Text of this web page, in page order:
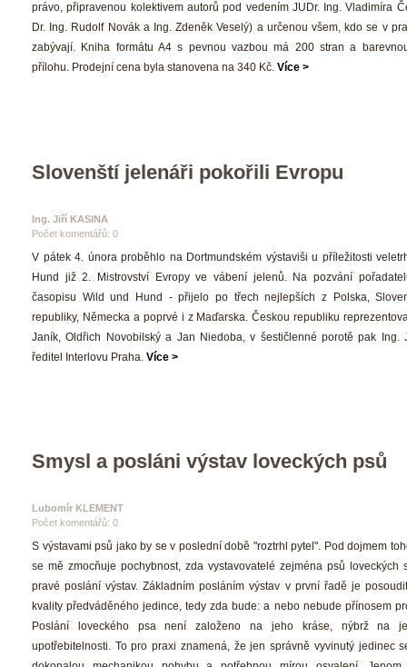
právo, připravenou kolektivem autorů pod vedením JUDr. Ing. Vladimíra
Dr. Ing. Rudolf Novák a Ing. Zdeněk Veselý) a určenou všem, kdo se v
zabývají. Kniha formátu A4 s pevnou vazbou má 200 stran a
přílohu. Prodejní cena byla stanovena na 340 Kč. Více >
Slovenští jelenáři pokořili Evropu
Ing. Jiří KASINA
Počet komentářů: 0
V pátek 4. února proběhlo na Dortmundském výstaviši u příležitosti
Hund již 2. Mistrovství Evropy ve vábení jelenů. Na pozvání
časopisu Wild und Hund - přijelo po třech nejlepších z Polska,
republiky, Německa a poprvé i z Maďarska. Českou republiku
Janík, Oldřich Novobilský a Jan Niedoba, v šestičlenné porotě pak Ing.
ředitel Interlovu Praha. Více >
Smysl a posláni výstav loveckých psů
Lubomír KLEMENT
Počet komentářů: 0
S výstavami psů jako by se v poslední době "roztrhl pytel". Pod dojmem
e mě zmocňuje pochybnost, zda vystavovatelé zejména psů loveckých
pravé poslání výstav. Základním posláním výstav v první řadě je
kvality předváděného jedince, tedy zda bude: a nebo nebude přínosem
Poslání loveckého psa není založeno na jeho kráse, nýbrž na
upotřebitelnosti. To pro praxi znamená, že jen správně vyvinutý jedinec